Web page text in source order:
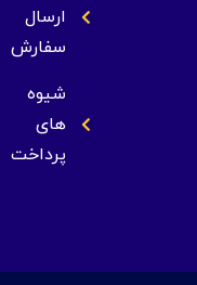
ارسال
سفارش
شیوه
های
پرداخت